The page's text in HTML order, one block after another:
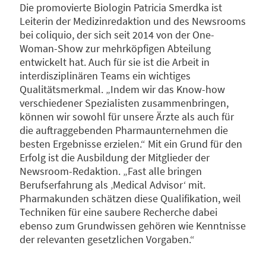
Die promovierte Biologin Patricia Smerdka ist
Leiterin der Medizinredaktion und des Newsrooms
bei coliquio, der sich seit 2014 von der One-
Woman-Show zur mehrköpfigen Abteilung
entwickelt hat. Auch für sie ist die Arbeit in
interdisziplinären Teams ein wichtiges
Qualitätsmerkmal. „Indem wir das Know-how
verschiedener Spezialisten zusammenbringen,
können wir sowohl für unsere Ärzte als auch für
die auftraggebenden Pharmaunternehmen die
besten Ergebnisse erzielen.“ Mit ein Grund für den
Erfolg ist die Ausbildung der Mitglieder der
Newsroom-Redaktion. „Fast alle bringen
Berufserfahrung als ‚Medical Advisor‘ mit.
Pharmakunden schätzen diese Qualifikation, weil
Techniken für eine saubere Recherche dabei
ebenso zum Grundwissen gehören wie Kenntnisse
der relevanten gesetzlichen Vorgaben.“